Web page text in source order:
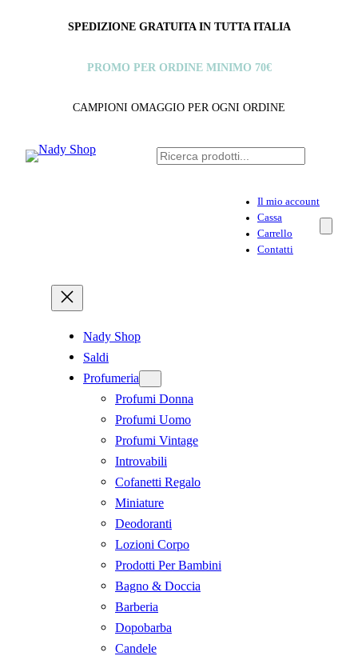
SPEDIZIONE GRATUITA IN TUTTA ITALIA
PROMO PER ORDINE MINIMO 70€
CAMPIONI OMAGGIO PER OGNI ORDINE
C
Il mio account
Cassa
Carrello
Contatti
Nady Shop
Saldi
Profumeria
Profumi Donna
Profumi Uomo
Profumi Vintage
Introvabili
Cofanetti Regalo
Miniature
Deodoranti
Lozioni Corpo
Prodotti Per Bambini
Bagno & Doccia
Barberia
Dopobarba
Candele